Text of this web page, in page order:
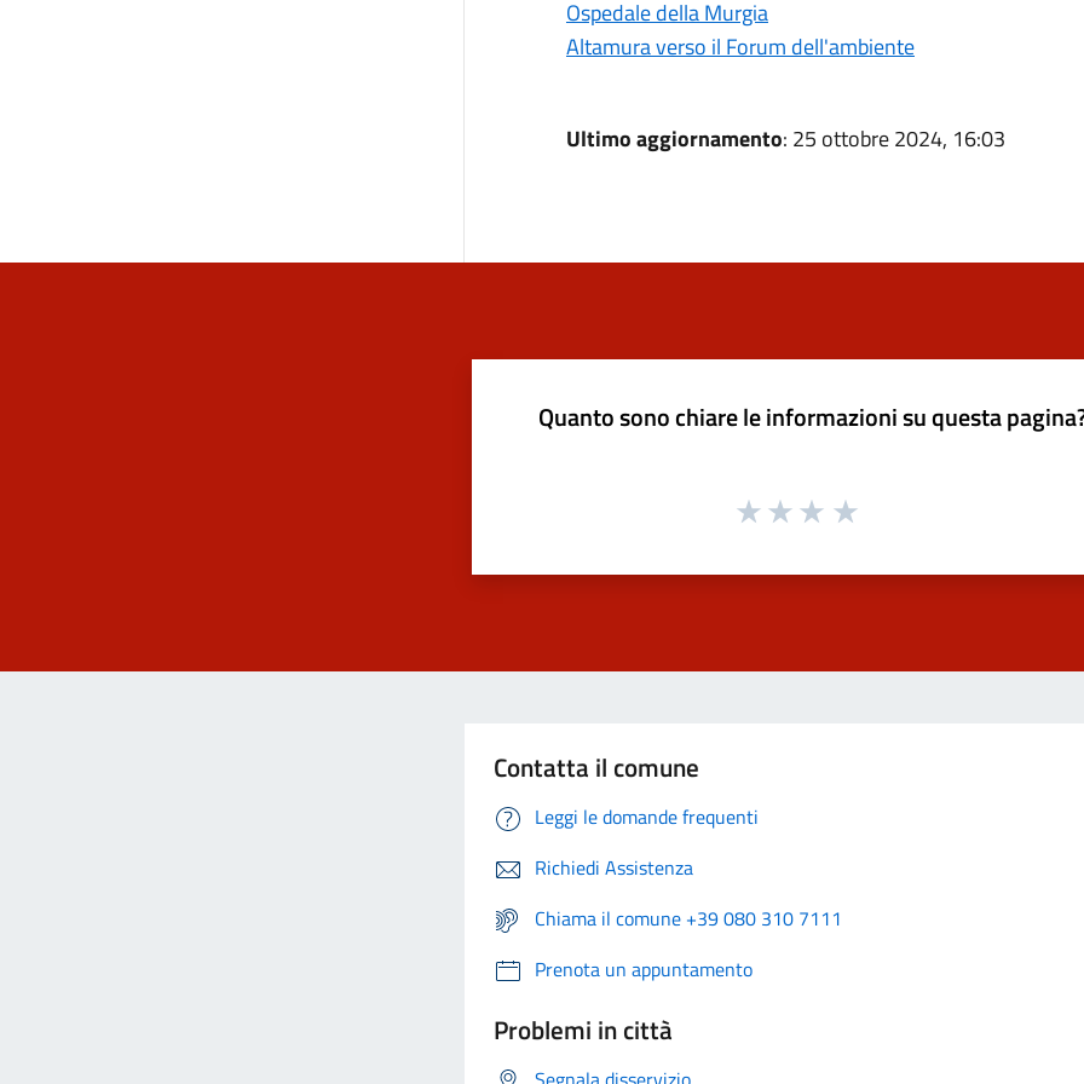
Ospedale della Murgia
Altamura verso il Forum dell'ambiente
Ultimo aggiornamento: 25 ottobre 2024, 16:03
Quanto sono chiare le informazioni su questa
Contatta il comune
Leggi le domande frequenti
Richiedi Assistenza
Chiama il comune +39 080 310 7111
Prenota un appuntamento
Problemi in città